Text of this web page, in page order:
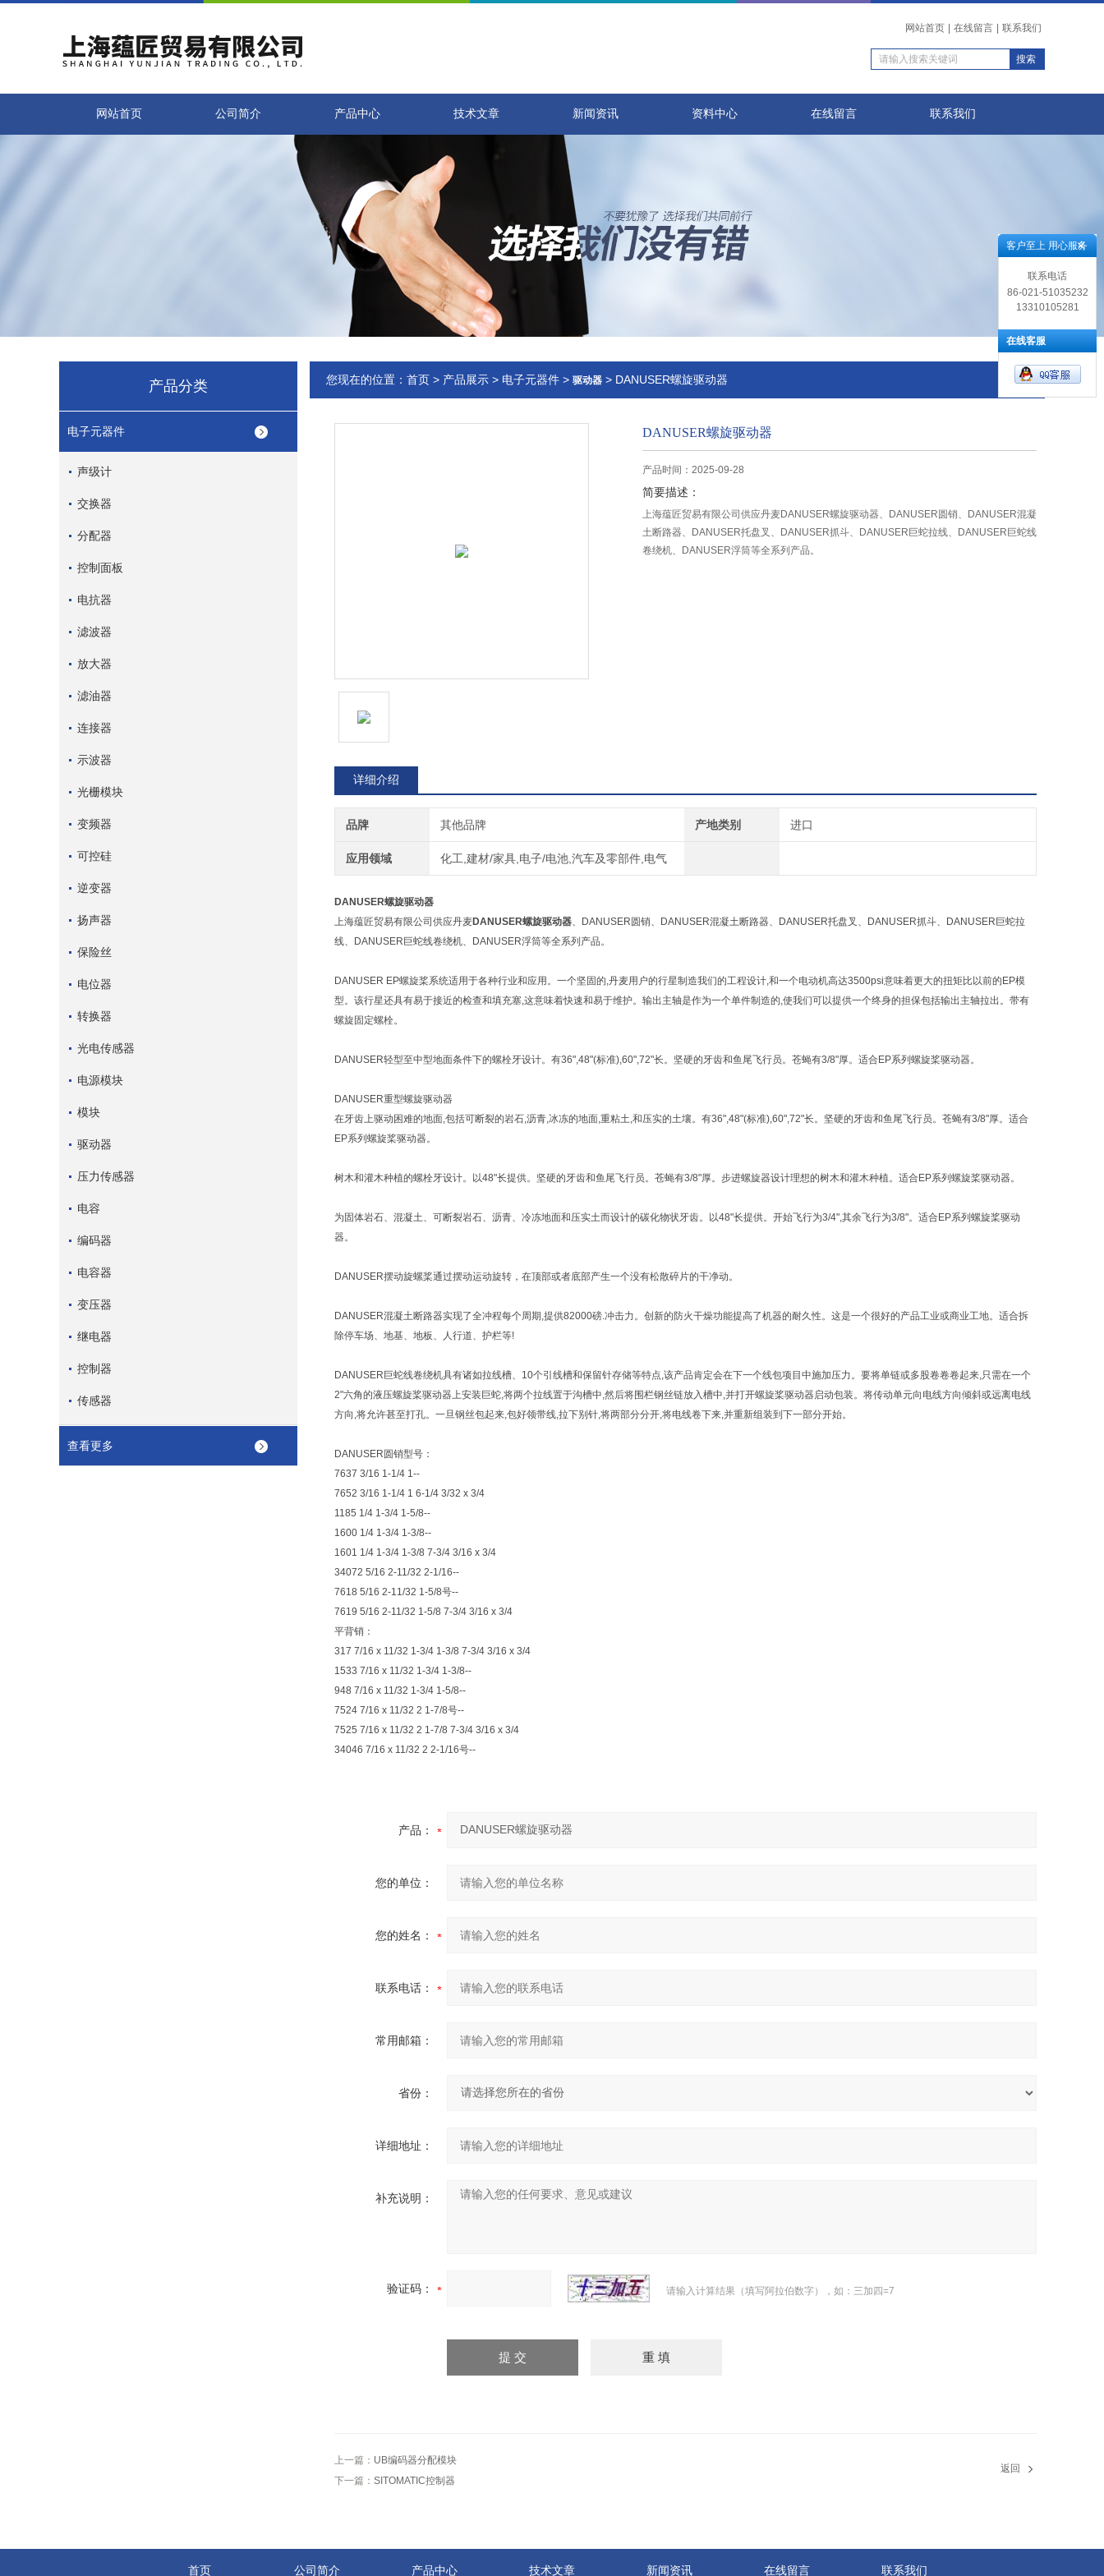
网站首页 在线留言 联系我们
网站首页 公司简介 产品中心 技术文章 新闻资讯 资料中心 在线留言 联系我们
产品分类
电子元器件
声级计
交换器
分配器
控制面板
电抗器
滤波器
放大器
滤油器
连接器
示波器
光栅模块
变频器
可控硅
逆变器
扬声器
保险丝
电位器
转换器
光电传感器
电源模块
模块
驱动器
压力传感器
电容
编码器
电容器
变压器
继电器
控制器
传感器
查看更多
您现在的位置： 首页 > 产品展示 > 电子元器件 > 驱动器 > DANUSER螺旋驱动器
DANUSER螺旋驱动器
产品时间：2025-09-28
简要描述：
上海蕴匠贸易有限公司供应丹麦DANUSER螺旋驱动器、DANUSER圆销、DANUSER混凝
土断路器、DANUSER托盘叉、DANUSER抓斗、DANUSER巨蛇拉线、DANUSER巨蛇线
卷绕机、DANUSER浮筒等全系列产品。
详细介绍
品牌 其他品牌 产地类别 进口
应用领域 化工,建材/家具,电子/电池,汽车及零部件,电气
DANUSER螺旋驱动器
上海蕴匠贸易有限公司供应丹麦DANUSER螺旋驱动器、DANUSER圆销、DANUSER混凝土断路器、DANUSER托盘叉、DANUSER抓斗、DANUSER巨蛇拉
线、DANUSER巨蛇线卷绕机、DANUSER浮筒等全系列产品。
DANUSER EP螺旋桨系统适用于各种行业和应用。一个坚固的,丹麦用户的行星制造我们的工程设计,和一个电动机高达3500psi意味着更大的扭矩比以前的EP模
型。该行星还具有易于接近的检查和填充塞,这意味着快速和易于维护。输出主轴是作为一个单件制造的,使我们可以提供一个终身的担保包括输出主轴拉出。带有
螺旋固定螺栓。
DANUSER轻型至中型地面条件下的螺栓牙设计。有36",48"(标准),60",72"长。坚硬的牙齿和鱼尾飞行员。苍蝇有3/8"厚。适合EP系列螺旋桨驱动器。
DANUSER重型螺旋驱动器
在牙齿上驱动困难的地面,包括可断裂的岩石,沥青,冰冻的地面,重粘土,和压实的土壤。有36",48"(标准),60",72"长。坚硬的牙齿和鱼尾飞行员。苍蝇有3/8"厚。适合
EP系列螺旋桨驱动器。
树木和灌木种植的螺栓牙设计。以48"长提供。坚硬的牙齿和鱼尾飞行员。苍蝇有3/8"厚。步进螺旋器设计理想的树木和灌木种植。适合EP系列螺旋桨驱动器。
为固体岩石、混凝土、可断裂岩石、沥青、冷冻地面和压实土而设计的碳化物状牙齿。以48"长提供。开始飞行为3/4",其余飞行为3/8"。适合EP系列螺旋桨驱动
器。
DANUSER摆动旋螺桨通过摆动运动旋转，在顶部或者底部产生一个没有松散碎片的干净动。
DANUSER混凝土断路器实现了全冲程每个周期,提供82000磅.冲击力。创新的防火干燥功能提高了机器的耐久性。这是一个很好的产品工业或商业工地。适合拆
除停车场、地基、地板、人行道、护栏等!
DANUSER巨蛇线卷绕机具有诸如拉线槽、10个引线槽和保留针存储等特点,该产品肯定会在下一个线包项目中施加压力。要将单链或多股卷卷卷起来,只需在一个
2"六角的液压螺旋桨驱动器上安装巨蛇,将两个拉线置于沟槽中,然后将围栏钢丝链放入槽中,并打开螺旋桨驱动器启动包装。将传动单元向电线方向倾斜或远离电线
方向,将允许甚至打孔。一旦钢丝包起来,包好领带线,拉下别针,将两部分分开,将电线卷下来,并重新组装到下一部分开始。
DANUSER圆销型号：
7637 3/16 1-1/4 1--
7652 3/16 1-1/4 1 6-1/4 3/32 x 3/4
1185 1/4 1-3/4 1-5/8--
1600 1/4 1-3/4 1-3/8--
1601 1/4 1-3/4 1-3/8 7-3/4 3/16 x 3/4
34072 5/16 2-11/32 2-1/16--
7618 5/16 2-11/32 1-5/8号--
7619 5/16 2-11/32 1-5/8 7-3/4 3/16 x 3/4
平背销：
317 7/16 x 11/32 1-3/4 1-3/8 7-3/4 3/16 x 3/4
1533 7/16 x 11/32 1-3/4 1-3/8--
948 7/16 x 11/32 1-3/4 1-5/8--
7524 7/16 x 11/32 2 1-7/8号--
7525 7/16 x 11/32 2 1-7/8 7-3/4 3/16 x 3/4
34046 7/16 x 11/32 2 2-1/16号--
产品：
您的单位：
您的姓名：
联系电话：
常用邮箱：
省份：
详细地址：
补充说明：
验证码： 请输入计算结果（填写阿拉伯数字），如：三加四=7
上一篇： UB编码器分配模块
下一篇： SITOMATIC控制器
返回
首页 公司简介 产品中心 技术文章 新闻资讯 在线留言 联系我们
客户至上 用心服务
联系电话
86-021-51035232
13310105281
在线客服